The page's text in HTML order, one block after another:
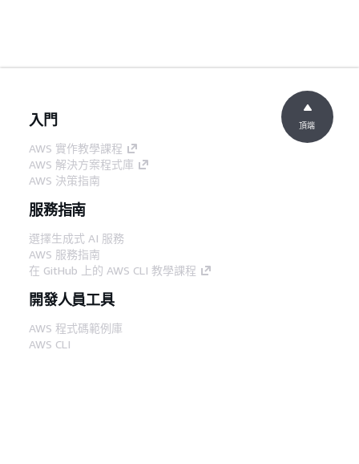
入門
AWS 實作教學課程
AWS 解決方案程式庫
AWS 決策指南
服務指南
選擇生成式 AI 服務
AWS 服務指南
在 GitHub 上的 AWS CLI 教學課程
開發人員工具
AWS 程式碼範例庫
AWS CLI
頂端